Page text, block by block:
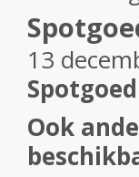
13
Ook